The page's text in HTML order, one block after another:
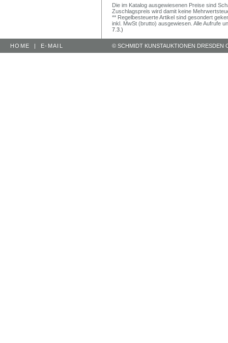
Die im Katalog ausgewiesenen Preise sind
Zuschlagspreis wird damit keine
** Regelbesteuerte Artikel sind gesondert
inkl. MwSt (brutto) ausgewiesen. Alle Aufrufe
7.3.)
HOME | E-MAIL © SCHMIDT KUNSTAUKTIONEN DRESDEN